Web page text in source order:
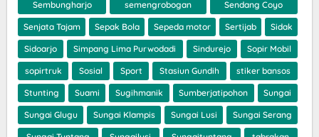
Sembungharjo semengrobogan Sendang Coyo
Senjata Tajam Sepak Bola Sepeda motor Sertijab Sidak
Sidoarjo Simpang Lima Purwodadi Sindurejo Sopir Mobil
sopirtruk Sosial Sport Stasiun Gundih stiker bansos
Stunting Suami Sugihmanik Sumberjatipohon Sungai
Sungai Glugu Sungai Klampis Sungai Lusi Sungai Serang